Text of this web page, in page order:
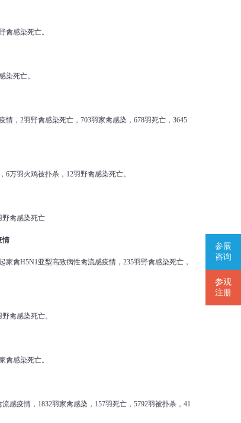
参展
咨询
参观
注册
禽感染死亡。
染死亡。
，2羽野禽感染死亡，703羽家禽感染，678羽死亡，3645
万羽火鸡被扑杀，12羽野禽感染死亡。
野禽感染死亡
情
禽H5N1亚型高致病性禽流感疫情，235羽野禽感染死亡，
禽感染死亡。
禽感染死亡。
感疫情，1832羽家禽感染，157羽死亡，5792羽被扑杀，41